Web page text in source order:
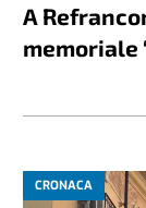
A
memoriale
CRONACA